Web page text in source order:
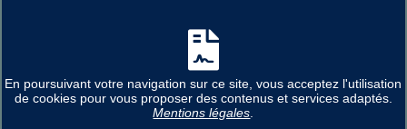
En poursuivant votre navigation sur ce site, vous acceptez l'utilisation
de cookies pour vous proposer des contenus et services adaptés.
Mentions légales